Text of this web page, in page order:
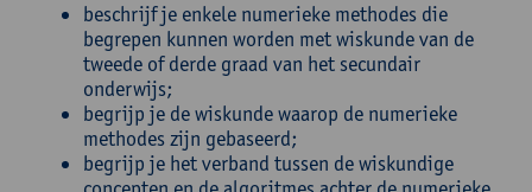
beschrijf je enkele numerieke methodes die
begrepen kunnen worden met wiskunde van de
tweede of derde graad van het secundair
onderwijs;
begrijp je de wiskunde waarop de numerieke
methodes zijn gebaseerd;
begrijp je het verband tussen de wiskundige